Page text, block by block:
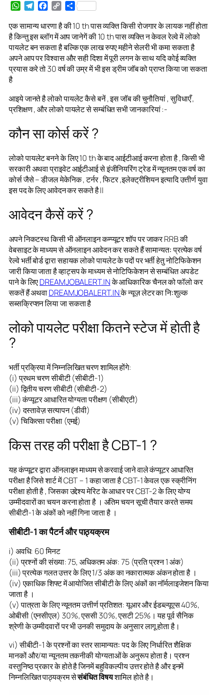
WhatsApp
TelegramFacebook
CopyShare
एक सामान्य धारणा है की 10 th पास व्यक्ति किसी रोजगार के लायक नहीं होता
है किन्तु इस ब्लॉग में आप जानेगें की 10 th पास व्यक्ति न केवल रेल्वे में लोको
पायलेट बन सकता है बल्कि एक लाख रुपए महीने सेलरी भी कमा सकता है
अपने आप पर विश्वास और सही दिशा में पूरी लगन के साथ यदि कोई व्यक्ति
प्रयास करे तो 30 वर्ष की उम्र में भी इस ड्रीम जॉब को प्राप्त किया जा सकता
है
आइये जानते है लोको पायलेट कैसे बनें , इस जॉब की चुनौतियां , सुविधाएँ ,
प्रशिक्षण , और लोको पायलेट से सम्बंधित सभी जानकारियां :-
कौन सा कोर्स करें ?
लोको पायलेट बनने के लिए 10 th के बाद आईटीआई करना होता है , किसी भी
सरकारी अथवा प्राइवेट आईटीआई से इंजीनियरिंग ट्रेड में न्यूनतम एक वर्ष का
कोर्स जैसे – डीजल मेकेनिक , टर्नर , फिटर ,इलेक्ट्रीशियन इत्यादि उत्तीर्ण युवा
इस पद के लिए आवेदन कर सकते है ||
आवेदन कैसें करें ?
अपने निकटस्थ किसी भी ऑनलाइन कम्प्यूटर शॉप पर जाकर RRB की
वेबसाइट के माध्यम से ऑनलाइन आवेदन कर सकते हैं सामान्यतः प्रत्येक वर्ष
रेल्वे भर्ती बोर्ड द्वारा सहायक लोको पायलेट के पदों पर भर्ती हेतु नोटिफिकेशन
जारी किया जाता है व्हाट्सप के माध्यम से नोटिफिकेशन से सम्बंधित अपडेट
पाने के लिएDREAMJOBALERT.INके आधिकारिक चैनल को फॉलो कर
सकतें हैं अथवाDREAMJOBALERT.INके न्यूज़ लेटर का निःशुल्क
सब्सक्रिप्शन लिया जा सकता है
लोको पायलेट परीक्षा कितने स्टेज में होती है
?
भर्ती प्रक्रिया में निम्नलिखित चरण शामिल होंगे:
(i) प्रथम चरण सीबीटी (सीबीटी-1)
(ii) द्वितीय चरण सीबीटी (सीबीटी-2)
(iii) कंप्यूटर आधारित योग्यता परीक्षण (सीबीएटी)
(iv) दस्तावेज़ सत्यापन (डीवी)
(v) चिकित्सा परीक्षा (एमई)
किस तरह की परीक्षा है CBT-1 ?
यह कंप्यूटर द्वारा ऑनलाइन माध्यम से करवाई जाने वाले कंप्यूटर आधारित
परीक्षा है जिसे शार्ट में CBT – 1 कहा जाता है CBT-1 केवल एक स्क्रीनिंग
परीक्षा होती है , जिसका उद्देश्य मेरिट के आधार पर CBT-2 के लिए योग्य
उम्मीदवारों का चयन करना होता है । अंतिम चयन सूची तैयार करते समय
सीबीटी-1 के अंकों को नहीं गिना जाता है ।
सीबीटी-1 का पैटर्न और पाठ्यक्रम
i) अवधि: 60 मिनट
(ii) प्रश्नों की संख्या: 75, अधिकतम अंक: 75 (प्रति प्रश्न 1 अंक)
(iii) प्रत्येक गलत उत्तर के लिए 1/3 अंक का नकारात्मक अंकन होता है ।
(iv) एकाधिक शिफ्ट में आयोजित सीबीटी के लिए अंकों का नॉर्मलाइजेशन किया
जाता है ।
(v) पात्रता के लिए न्यूनतम उत्तीर्ण प्रतिशत: यूआर और ईडब्ल्यूएस 40%,
ओबीसी (एनसीएल) 30%, एससी 30%, एसटी 25%। यह पूर्व सैनिक
श्रेणी के उम्मीदवारों पर भी उनकी समुदाय के अनुसार लागू होता है।
vi) सीबीटी-1 के प्रश्नों का स्तर सामान्यतः पद के लिए निर्धारित शैक्षिक
मानकों और/या न्यूनतम तकनीकी योग्यताओं के अनुरूप होता है। प्रश्न
वस्तुनिष्ठ प्रकार के होते है जिनमें बहुविकल्पीय उत्तर होते है और इनमें
निम्नलिखित पाठ्यक्रम सेसंबंधित विषयशामिल होते है।